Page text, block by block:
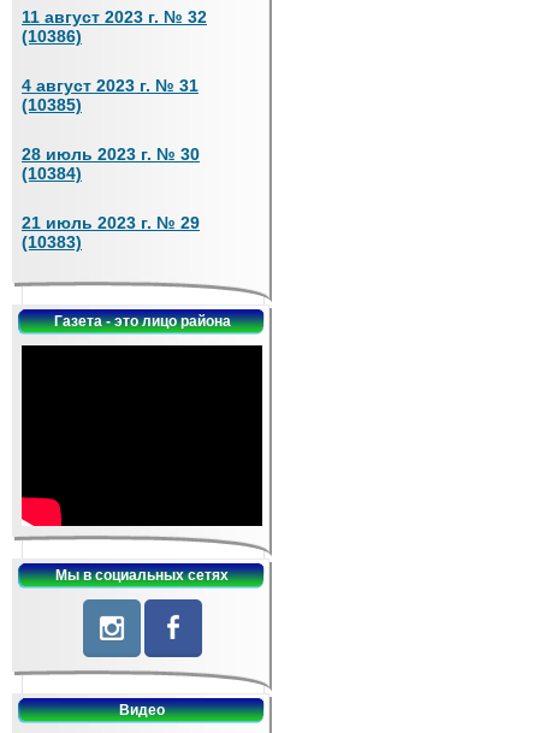
11 август 2023 г. № 32
(10386)
4 август 2023 г. № 31
(10385)
28 июль 2023 г. № 30
(10384)
21 июль 2023 г. № 29
(10383)
Газета - это лицо района
Мы в социальных сетях
Видео